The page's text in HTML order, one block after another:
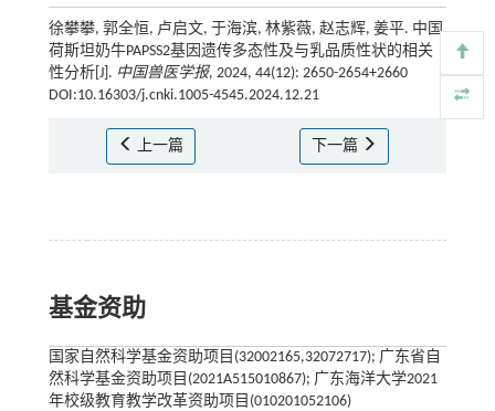
徐攀攀, 郭全恒, 卢启文, 于海滨, 林紫薇, 赵志辉, 姜平. 中国
荷斯坦奶牛PAPSS2基因遗传多态性及与乳品质性状的相关
性分析[J]. 中国兽医学报, 2024, 44(12): 2650-2654+2660
DOI:10.16303/j.cnki.1005-4545.2024.12.21
上一篇 下一篇
基金资助
国家自然科学基金资助项目(32002165,32072717); 广东省自
然科学基金资助项目(2021A515010867); 广东海洋大学2021
年校级教育教学改革资助项目(010201052106)